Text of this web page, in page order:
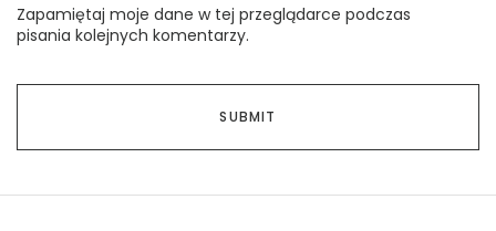
Zapamiętaj moje dane w tej przeglądarce podczas
pisania kolejnych komentarzy.